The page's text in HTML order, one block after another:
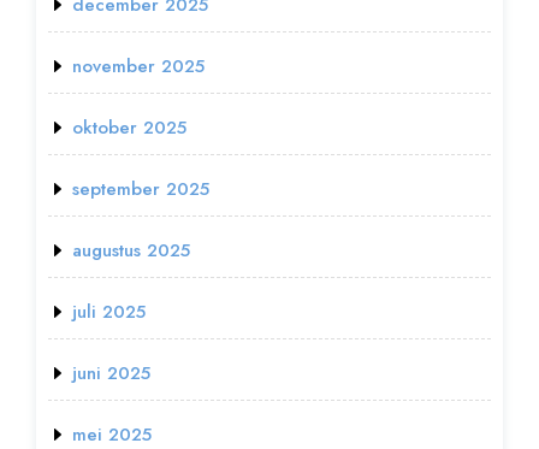
november 2025
oktober 2025
september 2025
augustus 2025
juli 2025
juni 2025
mei 2025